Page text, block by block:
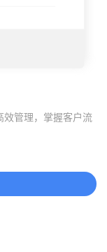
效管理，掌握客户流